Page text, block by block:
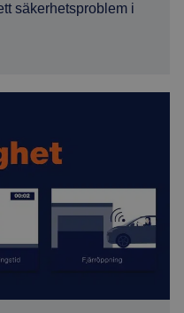
säkerhetsproblem i